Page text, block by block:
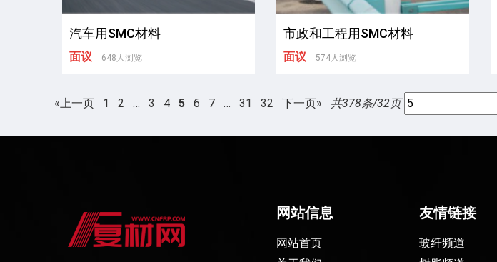
汽车用SMC材料
面议 648人浏览
市政和工程用SMC材料
面议 574人浏览
«上一页 1 2 … 3 4 5 6 7 … 31 32 下一页» 共378条/32页
网站信息
网站首页
友情链接
玻纤频道